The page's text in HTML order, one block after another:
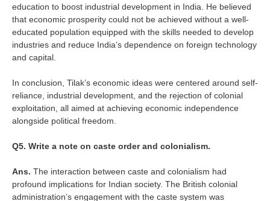
education to boost industrial development in India. He believed
that economic prosperity could not be achieved without a well-
educated population equipped with the skills needed to develop
industries and reduce India’s dependence on foreign technology
and capital.
In conclusion, Tilak’s economic ideas were centered around self-
reliance, industrial development, and the rejection of colonial
exploitation, all aimed at achieving economic independence
alongside political freedom.
Q5. Write a note on caste order and colonialism.
Ans. The interaction between caste and colonialism had
profound implications for Indian society. The British colonial
administration’s engagement with the caste system was